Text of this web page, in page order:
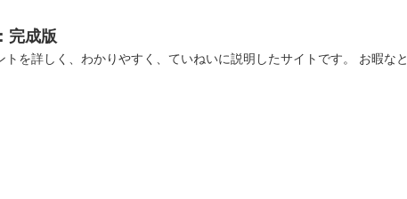
完成版
を詳しく、わかりやすく、ていねいに説明したサイトです。 お暇なと